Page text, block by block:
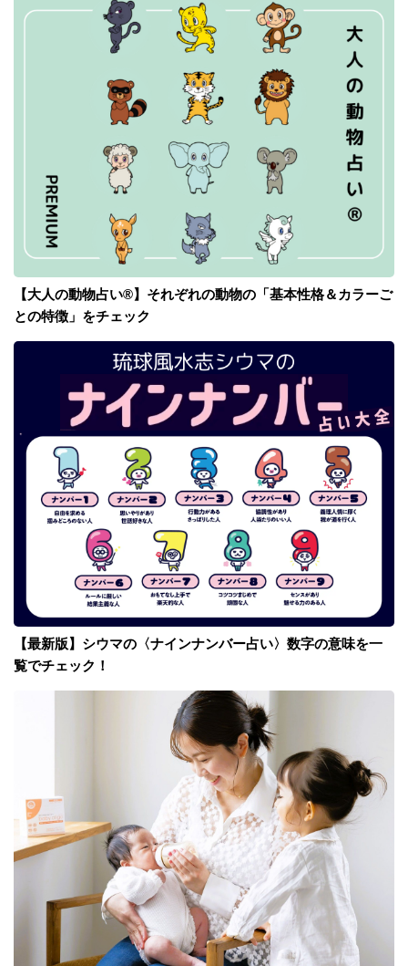
【大人の動物占い®】それぞれの動物の「基本性格＆カラーご
との特徴」をチェック
【最新版】シウマの〈ナインナンバー占い〉数字の意味を一
覧でチェック！